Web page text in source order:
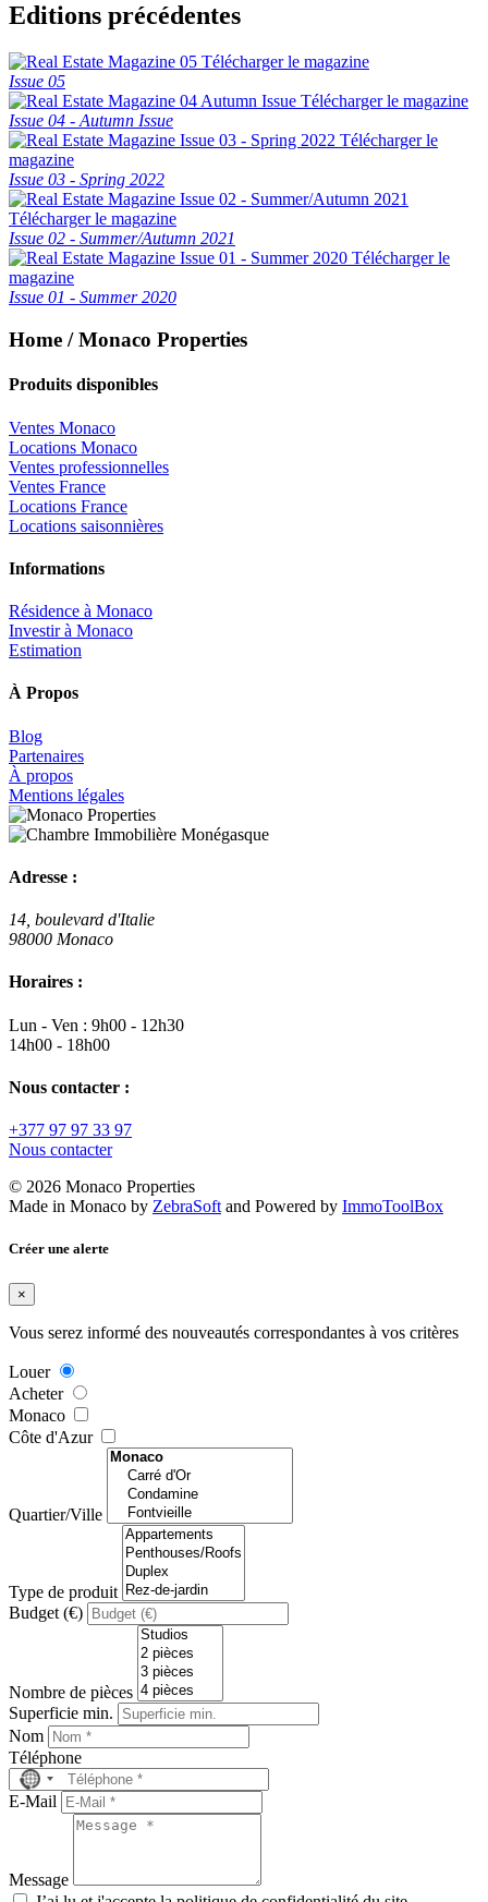
Editions précédentes
Télécharger le magazine
Issue 05
Télécharger le magazine
Issue 04 - Autumn Issue
Télécharger le
magazine
Issue 03 - Spring 2022
Télécharger le magazine
Issue 02 - Summer/Autumn 2021
Télécharger le
magazine
Issue 01 - Summer 2020
Home / Monaco Properties
Produits disponibles
Ventes Monaco
Locations Monaco
Ventes professionnelles
Ventes France
Locations France
Locations saisonnières
Informations
Résidence à Monaco
Investir à Monaco
Estimation
À Propos
Blog
Partenaires
À propos
Mentions légales
Adresse :
14, boulevard d'Italie
98000 Monaco
Horaires :
Lun - Ven : 9h00 - 12h30
14h00 - 18h00
Nous contacter :
+377 97 97 33 97
Nous contacter
© 2026 Monaco Properties
Made in Monaco by ZebraSoft and Powered by ImmoToolBox
Créer une alerte
×
Vous serez informé des nouveautés correspondantes à vos critères
Louer
Acheter
Monaco
Côte d'Azur
Quartier/Ville
Type de produit
Budget (€)
Nombre de pièces
Superficie min.
Nom
Téléphone
No
country
selected
E-Mail
Message